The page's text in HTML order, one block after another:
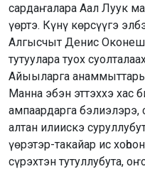
сардаҥалара Аал Луук
үөртэ. Күнү көрсүүгэ
Алгысчыт Денис
тутуулара туох
Айыыларга
Манна эбэн эттэххэ хас
ампаардарга бэлиэлэрэ,
алтан илиискэ
үөрэтэр-такайар ис
сүрэхтэн тутуллубута,